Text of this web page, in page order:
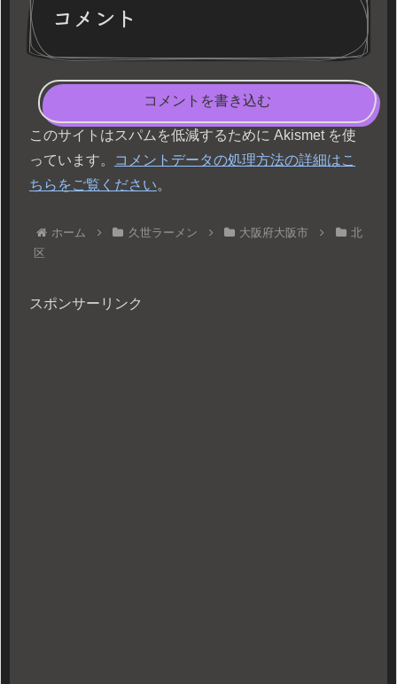
コメント
コメントを書き込む
このサイトはスパムを低減するために Akismet を使
っています。
コメントデータの処理方法の詳細はこ
ちらをご覧ください。
ホーム 久世ラーメン 大阪府大阪市
北
区
スポンサーリンク